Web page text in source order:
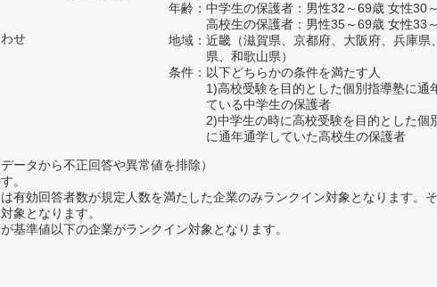
せ
年齢：中学生の保護者：男性32～69歳 女性30
高校生の保護者：男性35～69歳 女性33
地域：近畿（滋賀県、京都府、大阪府、兵庫県
県、和歌山県）
条件：以下どちらかの条件を満たす人
1)高校受験を目的とした個別指導塾に通
ている中学生の保護者
2)中学生の時に高校受験を目的とした個
に通年通学していた高校生の保護者
ータから不正回答や異常値を排除）
。
効回答者数が規定人数を満たした企業のみランクイン対象となります。
象となります。
準値以下の企業がランクイン対象となります。